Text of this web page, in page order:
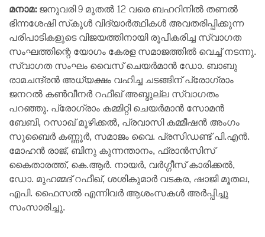
മനാമ:ജനുവരി 9 മുതൽ 12 വരെ ബഹറിനിൽ തണൽ
ഭിന്നശേഷി സ്‌കൂൾ വിദ്യാർത്ഥികൾ അവതരിപ്പിക്കുന്ന
പരിപാടികളുടെ വിജയത്തിനായി രൂപീകരിച്ച സ്വാഗത
സംഘത്തിന്റെ യോഗം കേരള സമാജത്തിൽ വെച്ച് നടന്നു.
സ്വാഗത സംഘം വൈസ് ചെയർമാൻ ഡോ. ബാബു
രാമചന്ദ്രൻ അധ്യക്ഷം വഹിച്ച ചടങ്ങിന് പ്രോഗ്രാം
ജനറൽ കൺവീനർ റഫീഖ് അബ്ദുല്ല സ്വാഗതം
പറഞ്ഞു. പ്രോഗ്രാം കമ്മിറ്റി ചെയർമാൻ സോമൻ
ബേബി, റസാഖ് മൂഴിക്കൽ, പ്രവാസി കമ്മീഷൻ അംഗം
സുബൈർ കണ്ണൂർ, സമാജം വൈ. പ്രസിഡണ്ട് പി.എൻ.
മോഹൻ രാജ്, ബിനു കുന്നന്താനം, ഫ്രാൻസിസ്
കൈതാരത്ത്, കെ.ആർ. നായർ, വർഗ്ഗീസ് കാരിക്കൽ,
ഡോ. മുഹമ്മദ് റഫീഖ്, ശശികുമാർ വടകര, ഷാജി മൂതല,
എപി. ഫൈസൽ എന്നിവർ ആശംസകൾ അർപ്പിച്ചു
സംസാരിച്ചു.